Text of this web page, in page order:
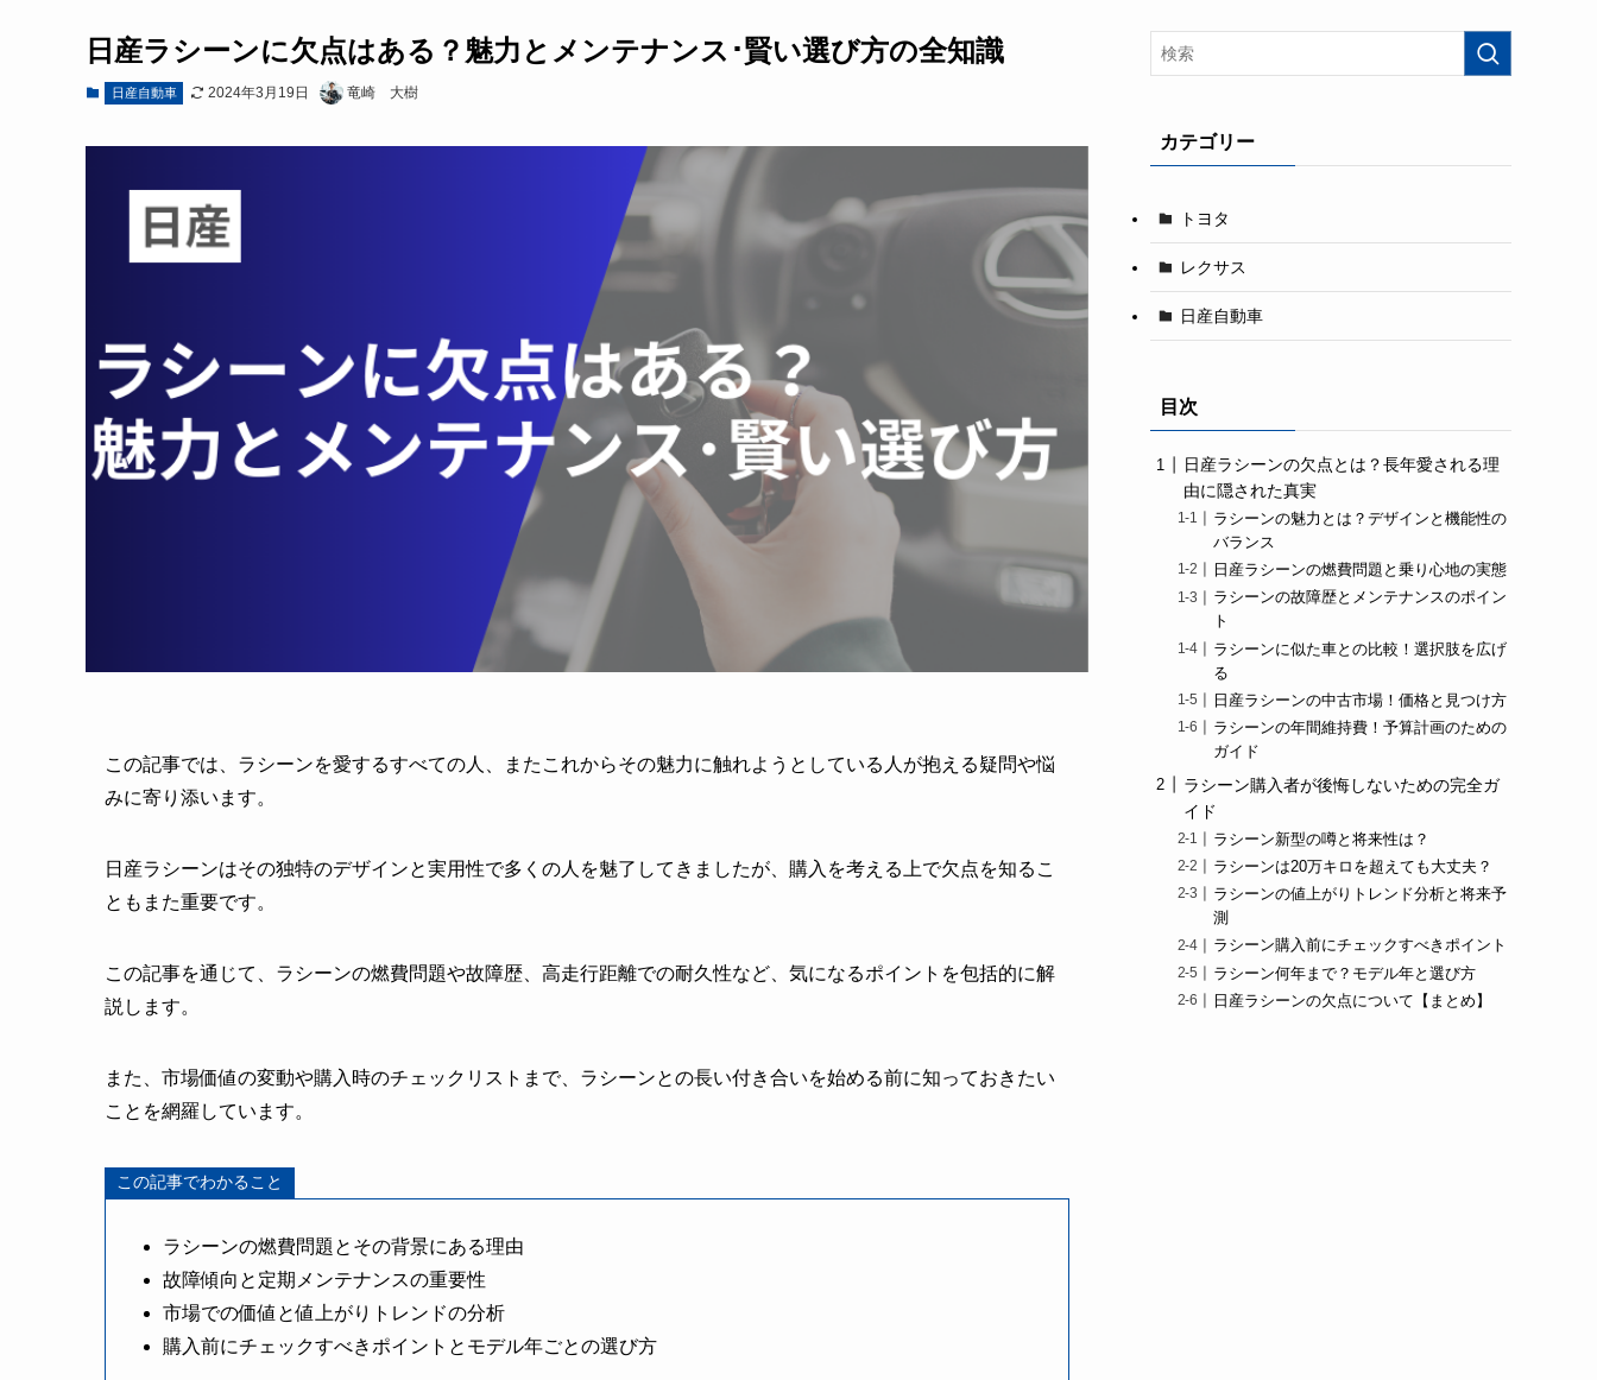
日産ラシーンに欠点はある？魅力とメンテナンス･賢い選び方の全知識
日産自動車 2024年3月19日 竜崎 大樹
この記事では、ラシーンを愛するすべての人、またこれからその魅力に触れようとしている人が抱える疑問や悩
みに寄り添います。
日産ラシーンはその独特のデザインと実用性で多くの人を魅了してきましたが、購入を考える上で欠点を知るこ
ともまた重要です。
この記事を通じて、ラシーンの燃費問題や故障歴、高走行距離での耐久性など、気になるポイントを包括的に解
説します。
また、市場価値の変動や購入時のチェックリストまで、ラシーンとの長い付き合いを始める前に知っておきたい
ことを網羅しています。
この記事でわかること
ラシーンの燃費問題とその背景にある理由
故障傾向と定期メンテナンスの重要性
市場での価値と値上がりトレンドの分析
購入前にチェックすべきポイントとモデル年ごとの選び方
カテゴリー
トヨタ
レクサス
日産自動車
目次
日産ラシーンの欠点とは？長年愛される理
由に隠された真実
ラシーンの魅力とは？デザインと機能性の
バランス
日産ラシーンの燃費問題と乗り心地の実態
ラシーンの故障歴とメンテナンスのポイン
ト
ラシーンに似た車との比較！選択肢を広げ
る
日産ラシーンの中古市場！価格と見つけ方
ラシーンの年間維持費！予算計画のための
ガイド
ラシーン購入者が後悔しないための完全ガ
イド
ラシーン新型の噂と将来性は？
ラシーンは20万キロを超えても大丈夫？
ラシーンの値上がりトレンド分析と将来予
測
ラシーン購入前にチェックすべきポイント
ラシーン何年まで？モデル年と選び方
日産ラシーンの欠点について【まとめ】